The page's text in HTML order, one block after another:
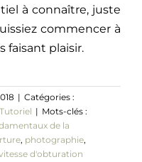
à connaître, juste
commencer à
faisant plaisir.
| Catégories :
Tutoriel | Mots-clés :
de la
, photographie,
d'obturation